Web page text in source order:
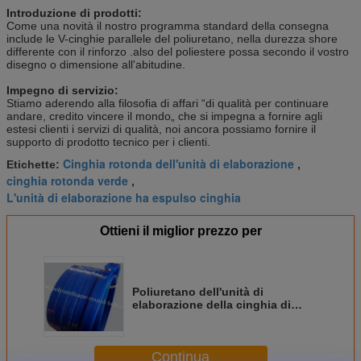
Introduzione di prodotti:
Come una novità il nostro programma standard della consegna
include le V-cinghie parallele del poliuretano, nella durezza shore
differente con il rinforzo .also del poliestere possa secondo il vostro
disegno o dimensione all'abitudine.
Impegno di servizio:
Stiamo aderendo alla filosofia di affari “di qualità per continuare
andare, credito vincere il mondo„ che si impegna a fornire agli
estesi clienti i servizi di qualità, noi ancora possiamo fornire il
supporto di prodotto tecnico per i clienti.
Etichette: Cinghia rotonda dell'unità di elaborazione ,
cinghia rotonda verde ,
L'unità di elaborazione ha espulso cinghia
Ottieni il miglior prezzo per
Poliuretano dell'unità di
elaborazione della cinghia di
Continua